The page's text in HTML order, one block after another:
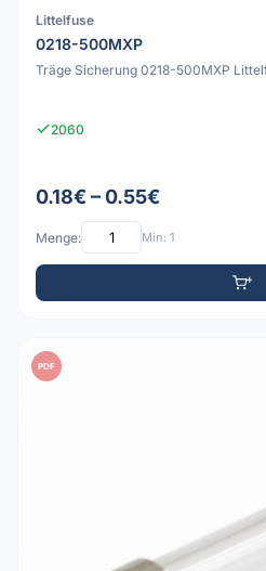
Littelfuse
0218-500MXP
Träge Sicherung 0218-500MXP
2060
0.18€ – 0.55€
Menge: Min: 1
PDF